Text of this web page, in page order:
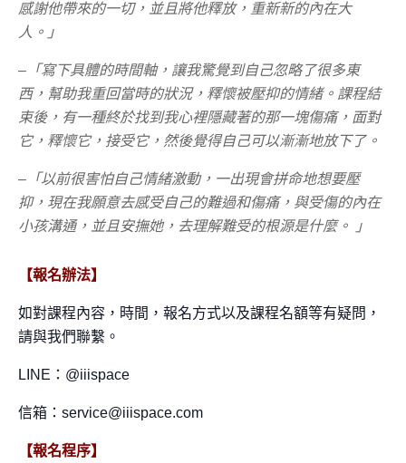
感謝他帶來的一切，並且將他釋放，重新新的內在大
人。」
–「寫下具體的時間軸，讓我驚覺到自己忽略了很多東
西，幫助我重回當時的狀況，釋懷被壓抑的情緒。課程結
束後，有一種終於找到我心裡隱藏著的那一塊傷痛，面對
它，釋懷它，接受它，然後覺得自己可以漸漸地放下了。
–「以前很害怕自己情緒激動，一出現會拼命地想要壓
抑，現在我願意去感受自己的難過和傷痛，與受傷的內在
小孩溝通，並且安撫她，去理解難受的根源是什麼。 」
【報名辦法】
如對課程內容，時間，報名方式以及課程名額等有疑問，
請與我們聯繫。
LINE： @iiispace
信箱：service@iiispace.com
【報名程序】